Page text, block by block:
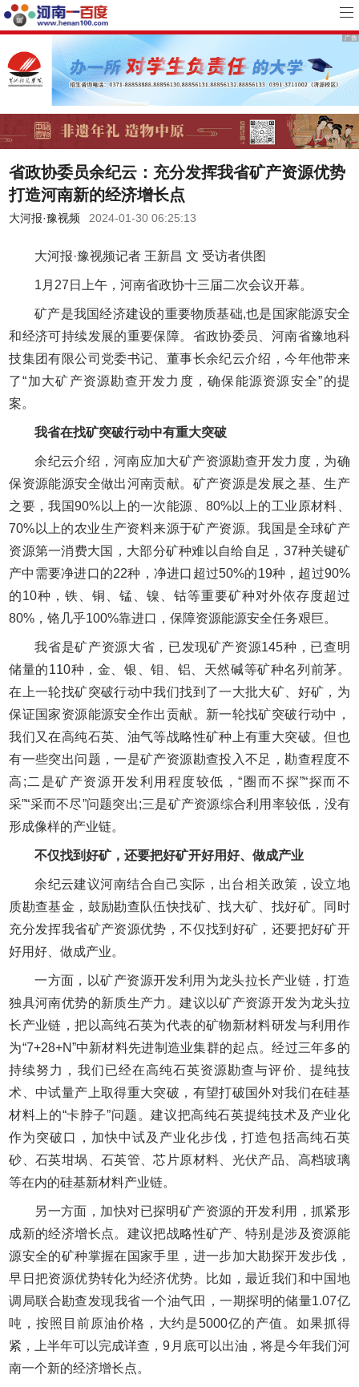
省政协委员余纪云：充分发挥我省矿产资源优势
打造河南新的经济增长点
大河报·豫视频 2024-01-30 06:25:13
大河报·豫视频记者 王新昌 文 受访者供图
1月27日上午，河南省政协十三届二次会议开幕。
矿产是我国经济建设的重要物质基础,也是国家能源安全
和经济可持续发展的重要保障。省政协委员、河南省豫地科
技集团有限公司党委书记、董事长余纪云介绍，今年他带来
了“加大矿产资源勘查开发力度，确保能源资源安全”的提
案。
我省在找矿突破行动中有重大突破
余纪云介绍，河南应加大矿产资源勘查开发力度，为确
保资源能源安全做出河南贡献。矿产资源是发展之基、生产
之要，我国90%以上的一次能源、80%以上的工业原材料、
70%以上的农业生产资料来源于矿产资源。我国是全球矿产
资源第一消费大国，大部分矿种难以自给自足，37种关键矿
产中需要净进口的22种，净进口超过50%的19种，超过90%
的10种，铁、铜、锰、镍、钴等重要矿种对外依存度超过
80%，铬几乎100%靠进口，保障资源能源安全任务艰巨。
我省是矿产资源大省，已发现矿产资源145种，已查明
储量的110种，金、银、钼、铝、天然碱等矿种名列前茅。
在上一轮找矿突破行动中我们找到了一大批大矿、好矿，为
保证国家资源能源安全作出贡献。新一轮找矿突破行动中，
我们又在高纯石英、油气等战略性矿种上有重大突破。但也
有一些突出问题，一是矿产资源勘查投入不足，勘查程度不
高;二是矿产资源开发利用程度较低，“圈而不探”“探而不
采”“采而不尽”问题突出;三是矿产资源综合利用率较低，没有
形成像样的产业链。
不仅找到好矿，还要把好矿开好用好、做成产业
余纪云建议河南结合自己实际，出台相关政策，设立地
质勘查基金，鼓励勘查队伍快找矿、找大矿、找好矿。同时
充分发挥我省矿产资源优势，不仅找到好矿，还要把好矿开
好用好、做成产业。
一方面，以矿产资源开发利用为龙头拉长产业链，打造
独具河南优势的新质生产力。建议以矿产资源开发为龙头拉
长产业链，把以高纯石英为代表的矿物新材料研发与利用作
为“7+28+N”中新材料先进制造业集群的起点。经过三年多的
持续努力，我们已经在高纯石英资源勘查与评价、提纯技
术、中试量产上取得重大突破，有望打破国外对我们在硅基
材料上的“卡脖子”问题。建议把高纯石英提纯技术及产业化
作为突破口，加快中试及产业化步伐，打造包括高纯石英
砂、石英坩埚、石英管、芯片原材料、光伏产品、高档玻璃
等在内的硅基新材料产业链。
另一方面，加快对已探明矿产资源的开发利用，抓紧形
成新的经济增长点。建议把战略性矿产、特别是涉及资源能
源安全的矿种掌握在国家手里，进一步加大勘探开发步伐，
早日把资源优势转化为经济优势。比如，最近我们和中国地
调局联合勘查发现我省一个油气田，一期探明的储量1.07亿
吨，按照目前原油价格，大约是5000亿的产值。如果抓得
紧，上半年可以完成详查，9月底可以出油，将是今年我们河
南一个新的经济增长点。